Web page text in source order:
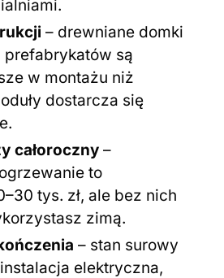
– drewniane domki
są
w montażu niż
dostarcza się
całoroczny –
to
tys. zł, ale bez nich
zimą.
– stan surowy
elektryczna,